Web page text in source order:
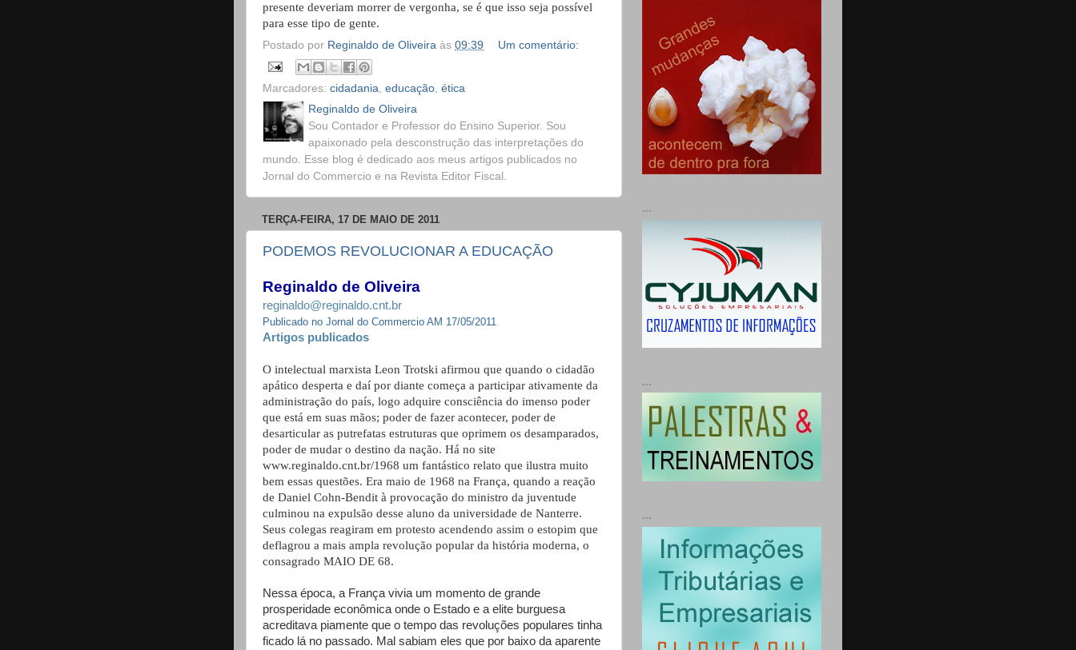
presente deveriam morrer de vergonha, se é que isso seja possível
para esse tipo de gente.
Postado por Reginaldo de Oliveira às 09:39 Um comentário:
Marcadores: cidadania educação ética
Reginaldo de Oliveira
Sou Contador e Professor do Ensino Superior. Sou
apaixonado pela desconstrução das interpretações do
mundo. Esse blog é dedicado aos meus artigos publicados no
Jornal do Commercio e na Revista Editor Fiscal.
TERÇA-FEIRA, 17 DE MAIO DE 2011
PODEMOS REVOLUCIONAR A EDUCAÇÃO
Reginaldo de Oliveira
reginaldo@reginaldo.cnt.br
Publicado no Jornal do Commercio AM 17/05/2011
Artigos publicados
O intelectual marxista Leon Trotski afirmou que quando o cidadão
apático desperta e daí por diante começa a participar ativamente da
administração do país, logo adquire consciência do imenso poder
que está em suas mãos; poder de fazer acontecer, poder de
desarticular as putrefatas estruturas que oprimem os desamparados,
poder de mudar o destino da nação. Há no site
www.reginaldo.cnt.br/1968 um fantástico relato que ilustra muito
bem essas questões. Era maio de 1968 na França, quando a reação
de Daniel Cohn-Bendit à provocação do ministro da juventude
culminou na expulsão desse aluno da universidade de Nanterre.
Seus colegas reagiram em protesto acendendo assim o estopim que
deflagrou a mais ampla revolução popular da história moderna, o
consagrado MAIO DE 68.
Nessa época, a França vivia um momento de grande
prosperidade econômica onde o Estado e a elite burguesa
acreditava piamente que o tempo das revoluções populares tinha
ficado lá no passado. Mal sabiam eles que por baixo da aparente
...
...
...